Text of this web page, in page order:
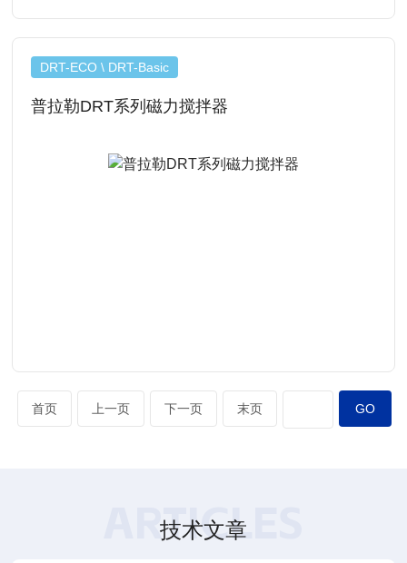
DRT-ECO \ DRT-Basic
普拉勒DRT系列磁力搅拌器
首页 上一页 下一页 末页
ARTICLES
技术文章